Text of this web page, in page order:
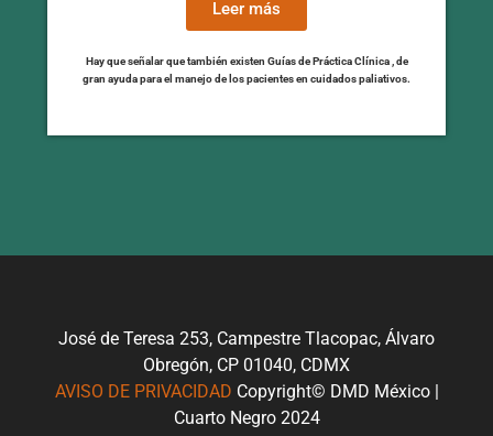
Leer más
Hay que señalar que también existen Guías de Práctica Clínica , de
gran ayuda para el manejo de los pacientes en cuidados paliativos.
José de Teresa 253, Campestre Tlacopac, Álvaro
Obregón, CP 01040, CDMX
AVISO DE PRIVACIDAD Copyright© DMD México |
Cuarto Negro 2024